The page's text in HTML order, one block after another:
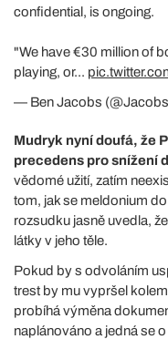
confidential, is ongoing.
"We have €30 million of
playing, or...
— Ben Jacobs
Mudryk nyní doufá, že
precedens pro snížení
vědomé užití, zatím
tom, jak se meldonium
rozsudku jasně uvedla,
látky v jeho těle.
Pokud by s odvoláním
trest by mu vypršel
probíhá výměna
naplánováno a jedná se